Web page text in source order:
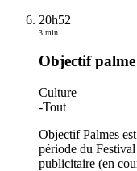
20h52
3 min
Objectif palme
Culture
-Tout
Objectif Palmes
période du
publicitaire (en